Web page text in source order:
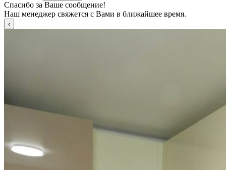
Спасибо за Ваше сообщение!
Наш менеджер свяжется с Вами в ближайшее время.